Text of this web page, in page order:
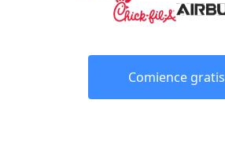
Comience gratis